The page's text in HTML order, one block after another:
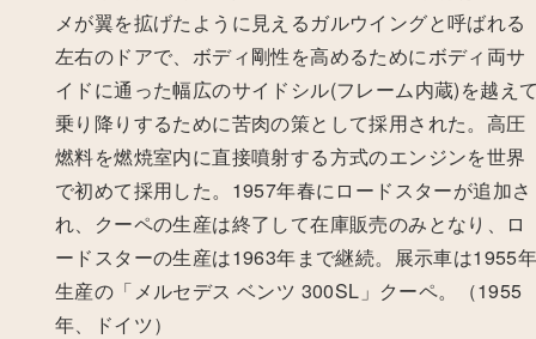
メが翼を拡げたように見えるガルウイングと呼ばれる
左右のドアで、ボディ剛性を高めるためにボディ両サ
イドに通った幅広のサイドシル(フレーム内蔵)を越え
乗り降りするために苦肉の策として採用された。高圧
燃料を燃焼室内に直接噴射する方式のエンジンを世界
で初めて採用した。1957年春にロードスターが追加さ
れ、クーペの生産は終了して在庫販売のみとなり、ロ
ードスターの生産は1963年まで継続。展示車は1955
生産の「メルセデス ベンツ 300SL」クーペ。（1955
年、ドイツ）